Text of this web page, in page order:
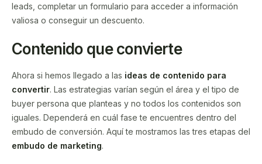
leads, completar un formulario para acceder a información
valiosa o conseguir un descuento.
Contenido que convierte
Ahora si hemos llegado a las ideas de contenido para
convertir. Las estrategias varían según el área y el tipo de
buyer persona que planteas y no todos los contenidos son
iguales. Dependerá en cuál fase te encuentres dentro del
embudo de conversión. Aquí te mostramos las tres etapas del
embudo de marketing.